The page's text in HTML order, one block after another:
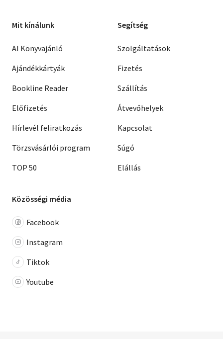
Mit kínálunk
AI Könyvajánló
Ajándékkártyák
Bookline Reader
Előfizetés
Hírlevél feliratkozás
Törzsvásárlói program
TOP 50
Segítség
Szolgáltatások
Fizetés
Szállítás
Átvevőhelyek
Kapcsolat
Súgó
Elállás
Közösségi média
Facebook
Instagram
Tiktok
Youtube